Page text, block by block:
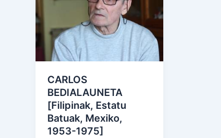
CARLOS
BEDIALAUNETA
[Filipinak, Estatu
Batuak, Mexiko,
1953-1975]